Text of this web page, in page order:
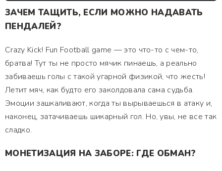
ЗАЧЕМ ТАЩИТЬ, ЕСЛИ МОЖНО НАДАВАТЬ
ПЕНДАЛЕЙ?
Crazy Kick! Fun Football game — это что-то с чем-то,
братва! Тут ты не просто мячик пинаешь, а реально
забиваешь голы с такой угарной физикой, что жесть!
Летит мяч, как будто его заколдовала сама судьба.
Эмоции зашкаливают, когда ты вырываешься в атаку и,
наконец, затачиваешь шикарный гол. Но, увы, не все так
сладко.
МОНЕТИЗАЦИЯ НА ЗАБОРЕ: ГДЕ ОБМАН?